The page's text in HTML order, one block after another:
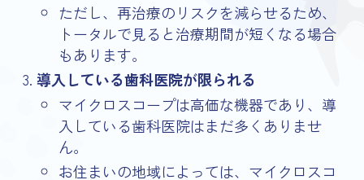
ただし、再治療のリスクを減らせるため、
トータルで見ると治療期間が短くなる場合
もあります。
導入している歯科医院が限られる
マイクロスコープは高価な機器であり、導
入している歯科医院はまだ多くありませ
ん。
お住まいの地域によっては、マイクロスコ